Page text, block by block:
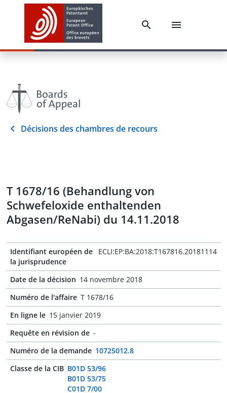
Décisions des chambres de recours
T 1678/16 (Behandlung von
Schwefeloxide enthaltenden
Abgasen/ReNabi) du 14.11.2018
Identifiant européen de
la jurisprudence
ECLI:EP:BA:2018:T167816.20181114
Date de la décision 14 novembre 2018
Numéro de l'affaire T 1678/16
En ligne le 15 janvier 2019
Requête en révision de -
Numéro de la demande 10725012.8
Classe de la CIB B01D 53/96
B01D 53/75
C01D 7/00